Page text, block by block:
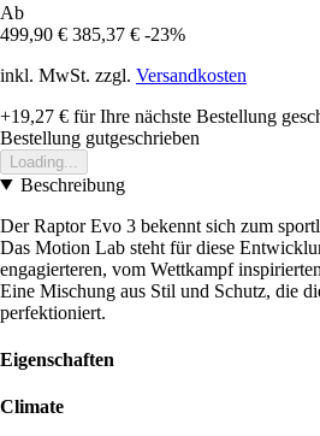
Ab
499,90 € 385,37 € -23%
inkl. MwSt. zzgl. Versandkosten
+19,27 € für Ihre nächste Bestellung
Bestellung gutgeschrieben
Loading...
Beschreibung
Der Raptor Evo 3 bekennt sich zum
Das Motion Lab steht für diese
engagierteren, vom Wettkampf
Eine Mischung aus Stil und Schutz, die
perfektioniert.
Eigenschaften
Climate